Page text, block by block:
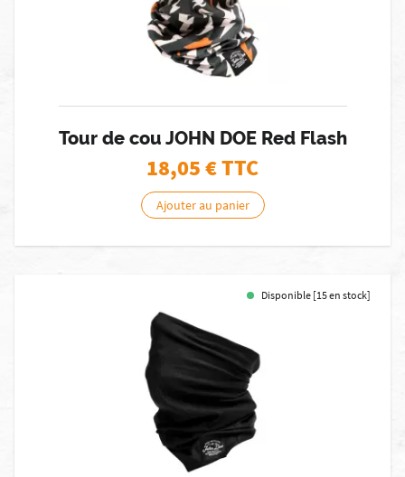
Tour de cou JOHN DOE Red Flash
18,05€ TTC
Ajouter au panier
Disponible [15 en stock]